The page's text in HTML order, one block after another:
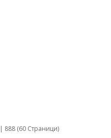
888 (60 Страници)